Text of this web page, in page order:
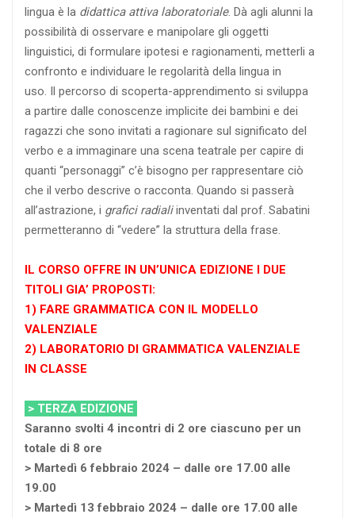
lingua è la didattica attiva laboratoriale. Dà agli alunni la
possibilità di osservare e manipolare gli oggetti
linguistici, di formulare ipotesi e ragionamenti, metterli a
confronto e individuare le regolarità della lingua in
uso. Il percorso di scoperta-apprendimento si sviluppa
a partire dalle conoscenze implicite dei bambini e dei
ragazzi che sono invitati a ragionare sul significato del
verbo e a immaginare una scena teatrale per capire di
quanti “personaggi” c’è bisogno per rappresentare ciò
che il verbo descrive o racconta. Quando si passerà
all’astrazione, i grafici radialiinventati dal prof. Sabatini
permetteranno di “vedere” la struttura della frase.
IL CORSO OFFRE IN UN’UNICA EDIZIONE I DUE
TITOLI GIA’ PROPOSTI:
1) FARE GRAMMATICA CON IL MODELLO
VALENZIALE
2) LABORATORIO DI GRAMMATICA VALENZIALE
IN CLASSE
> TERZA EDIZIONE
Saranno svolti 4 incontri di 2 ore ciascuno per un
totale di 8 ore
> Martedì 6 febbraio 2024 – dalle ore 17.00 alle
19.00
> Martedì 13 febbraio 2024 – dalle ore 17.00 alle